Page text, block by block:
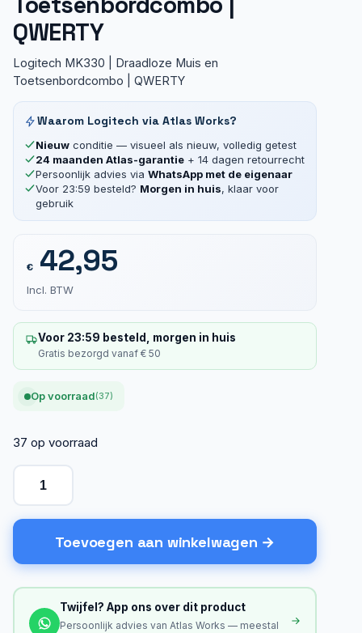
QWERTY
Logitech MK330 | Draadloze Muis en
Toetsenbordcombo | QWERTY
Waarom Logitech via Atlas Works?
Nieuw conditie — visueel als nieuw, volledig getest
24 maanden Atlas-garantie + 14 dagen retourrecht
Persoonlijk advies via WhatsApp met de eigenaar
Voor 23:59 besteld? Morgen in huis, klaar voor
gebruik
€42,95
Incl. BTW
Voor 23:59 besteld, morgen in huis
Gratis bezorgd vanaf € 50
Op voorraad(37)
37 op voorraad
Toevoegen aan winkelwagen
Twijfel? App ons over dit product
Persoonlijk advies van Atlas Works — meestal